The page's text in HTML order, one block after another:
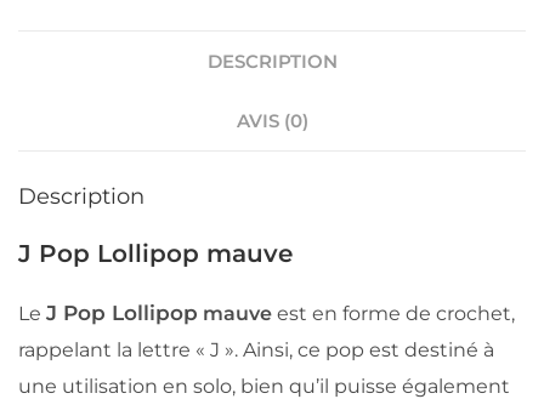
DESCRIPTION
AVIS (0)
Description
J Pop Lollipop mauve
Le J Pop Lollipop mauve est en forme de crochet,
rappelant la lettre « J ». Ainsi, ce pop est destiné à
une utilisation en solo, bien qu’il puisse également